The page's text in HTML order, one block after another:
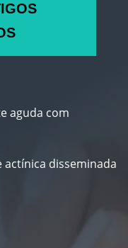
aguda com
disseminada